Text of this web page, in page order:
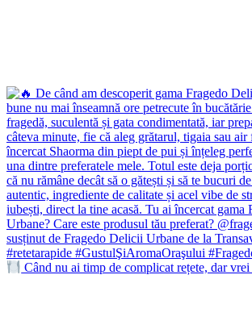
Când nu ai timp de complicat rețete, dar vrei